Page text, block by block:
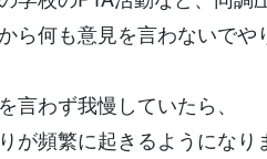
ら何も意見を言わないでや
言わず我慢していたら、
が頻繁に起きるようになり